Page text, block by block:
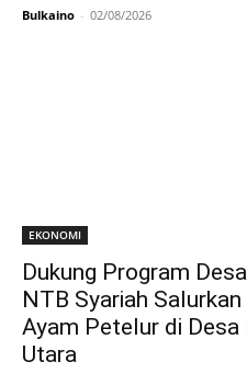
Bulkaino - 02/08/2026
EKONOMI
Dukung Program
NTB Syariah
Ayam Petelur di Desa
Utara